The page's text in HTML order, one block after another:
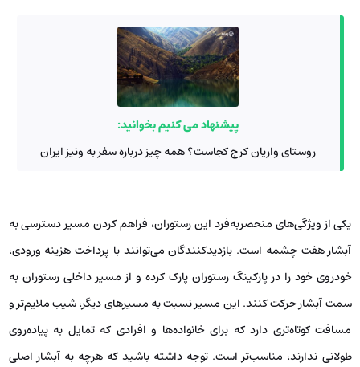
پیشنهاد می کنیم بخوانید:
روستای واریان کرج کجاست؟ همه چیز درباره سفر به ونیز ایران
یکی از ویژگی‌های منحصربه‌فرد این رستوران، فراهم کردن مسیر دسترسی به
آبشار هفت چشمه است. بازدیدکنندگان می‌توانند با پرداخت هزینه ورودی،
خودروی خود را در پارکینگ رستوران پارک کرده و از مسیر داخلی رستوران به
سمت آبشار حرکت کنند. این مسیر نسبت به مسیرهای دیگر، شیب ملایم‌تر و
مسافت کوتاه‌تری دارد که برای خانواده‌ها و افرادی که تمایل به پیاده‌روی
طولانی ندارند، مناسب‌تر است. توجه داشته باشید که هرچه به آبشار اصلی